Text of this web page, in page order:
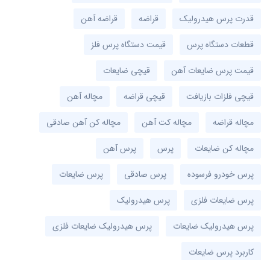
قدرت پرس هیدرولیک
قراضه
قراضه آهن
قطعات دستگاه پرس
قیمت دستگاه پرس فلز
قیمت پرس ضایعات آهن
قیچی ضایعات
قیچی فلزات بازیافت
قیچی قراضه
مچاله آهن
مچاله قراضه
مچاله کت آهن
مچاله کن آهن صادقی
مچاله کن ضایعات
پرس
پرس آهن
پرس خودرو فرسوده
پرس صادقی
پرس ضایعات
پرس ضایعات فلزی
پرس هیدرولیک
پرس هیدرولیک ضایعات
پرس هیدرولیک ضایعات فلزی
کاربرد پرس ضایعات